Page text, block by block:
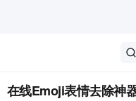
在线Emoji表情去除神